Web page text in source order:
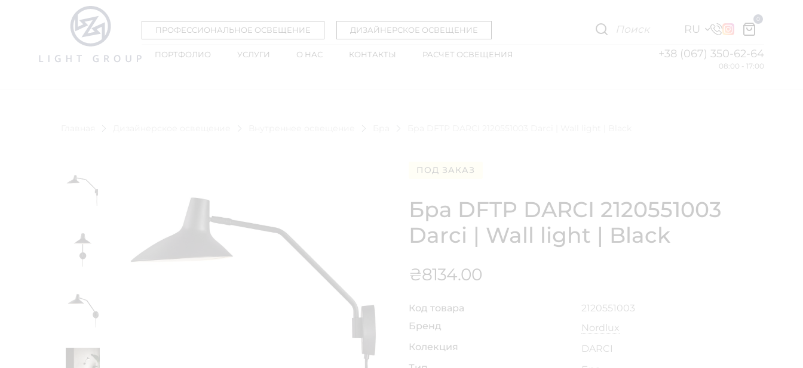
ПРОФЕССИОНАЛЬНОЕ ОСВЕЩЕНИЕ ДИЗАЙНЕРСКОЕ ОСВЕЩЕНИЕ RU
0
ПОРТФОЛИО УСЛУГИ О НАС КОНТАКТЫ РАСЧЕТ ОСВЕЩЕНИЯ +38 (067) 350-62-64
08:00 - 17:00
ПОД ЗАКАЗ
Бра DFTP DARCI 2120551003
Darci | Wall light | Black
₴8134.00
Код товара
2120551003
Бренд
Nordlux
Колекция
DARCI